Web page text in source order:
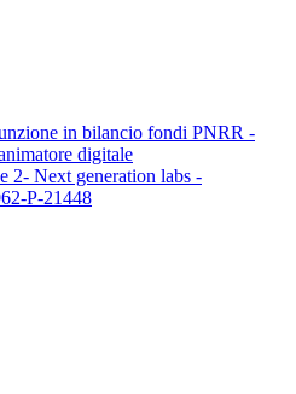
in bilancio fondi PNRR -
digitale
2- Next generation labs -
P-21448